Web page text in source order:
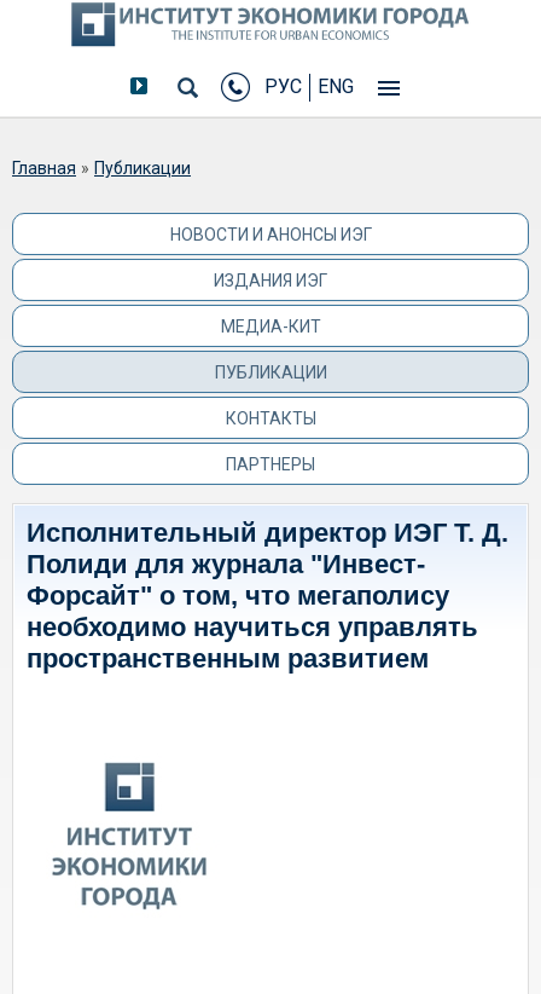
РУС ENG
Вы здесь
Главная » Публикации
НОВОСТИ И АНОНСЫ ИЭГ
ИЗДАНИЯ ИЭГ
МЕДИА-КИТ
ПУБЛИКАЦИИ
КОНТАКТЫ
ПАРТНЕРЫ
Исполнительный директор ИЭГ Т. Д.
Полиди для журнала "Инвест-
Форсайт" о том, что мегаполису
необходимо научиться управлять
пространственным развитием